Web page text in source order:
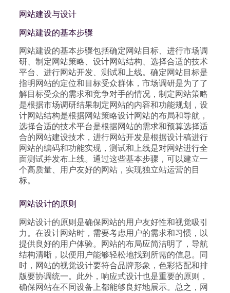
网站建设与设计
网站建设的基本步骤
网站建设的基本步骤包括确定网站目标、进行市场调
研、制定网站策略、设计网站结构、选择合适的技术
平台、进行网站开发、测试和上线。确定网站目标是
指明网站的定位和目标受众群体，市场调研是为了了
解目标受众的需求和竞争对手的情况，制定网站策略
是根据市场调研结果制定网站的内容和功能规划，设
计网站结构是根据网站策略设计网站的布局和导航，
选择合适的技术平台是根据网站的需求和预算选择适
合的网站建设技术，进行网站开发是根据设计稿进行
网站的编码和功能实现，测试和上线是对网站进行全
面测试并发布上线。通过这些基本步骤，可以建立一
个高质量、用户友好的网站，实现独立站运营的目
标。
网站设计的原则
网站设计的原则是确保网站的用户友好性和视觉吸引
力。在设计网站时，需要考虑用户的需求和习惯，以
提供良好的用户体验。网站的布局应简洁明了，导航
结构清晰，以便用户能够轻松地找到所需的信息。同
时，网站的视觉设计要符合品牌形象，色彩搭配和排
版要协调统一。此外，响应式设计也是重要的原则，
确保网站在不同设备上都能够良好地展示。总之，网